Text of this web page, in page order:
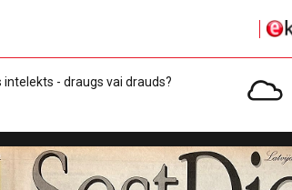
intelekts - draugs vai drauds?